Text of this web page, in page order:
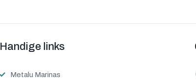
Handige links
Metalu Marinas